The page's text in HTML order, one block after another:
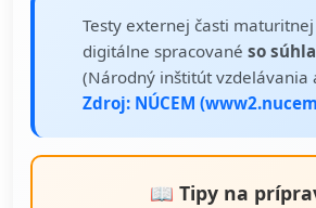
Testy externej časti
digitálne spracované so
(Národný inštitút vzdelávania
Zdroj: NÚCEM
📖 Tipy na